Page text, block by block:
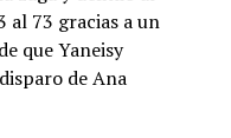
al 73 gracias a un
que Yaneisy
de Ana